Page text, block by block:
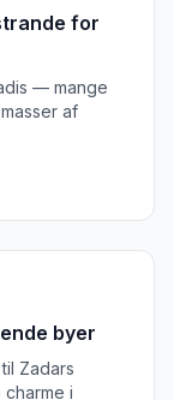
for
— mange
af
byer
Zadars
i